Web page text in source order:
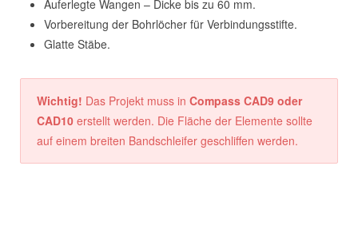
Auferlegte Wangen – Dicke bis zu 60 mm.
Vorbereitung der Bohrlöcher für Verbindungsstifte.
Glatte Stäbe.
Wichtig! Das Projekt muss in Compass CAD9 oder
CAD10 erstellt werden. Die Fläche der Elemente sollte
auf einem breiten Bandschleifer geschliffen werden.